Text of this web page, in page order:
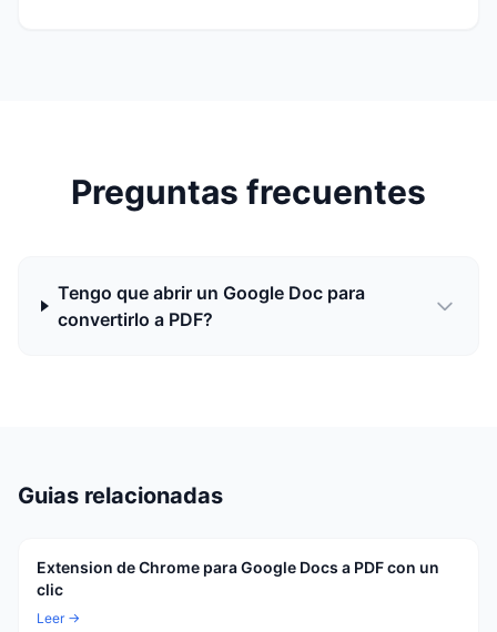
Preguntas frecuentes
Tengo que abrir un Google Doc para
convertirlo a PDF?
Guias relacionadas
Extension de Chrome para Google Docs a PDF con un
clic
Leer →